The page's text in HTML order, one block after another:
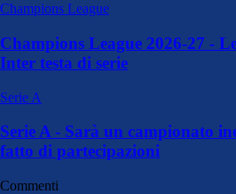
Champions League
Champions League 2026-27 -
Inter testa di serie
Serie A
Serie A - Sarà un campionato
fatto di partecipazioni
Commenti